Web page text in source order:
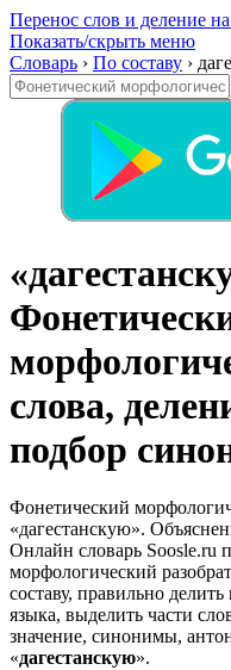
Перенос слов и деление
Показать/скрыть меню
Словарь › По составу ›
слова,
подбор
Фонетический
«дагестанскую».
Онлайн словарь Soosle.ru
морфологический
составу, правильно
языка, выделить части
значение, синонимы,
«дагестанскую».